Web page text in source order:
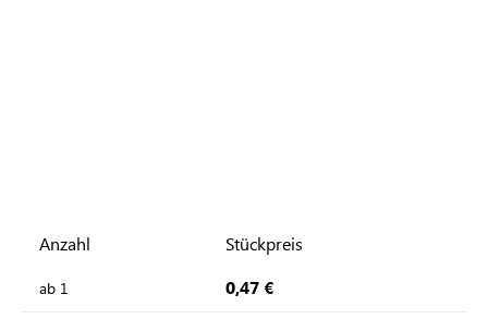
Anzahl Stückpreis
ab 1 0,47 €